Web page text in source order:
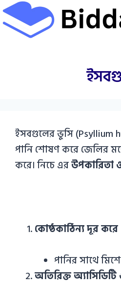
Skip
to
content
ইসবগুলের ভুসি (Psyllium
পানি শোষণ করে জেলির
করে। নিচে এরউপকারিতা
কোষ্ঠকাঠিন্য দূর করে
পানির সাথে
অতিরিক্ত অ্যাসিডিটি